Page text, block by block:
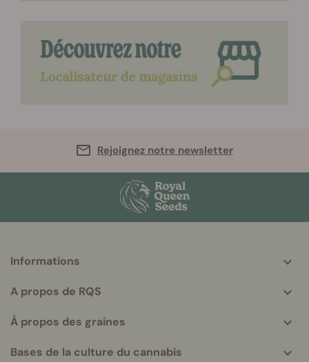
Rejoignez notre newsletter
More
info
Informations
A propos de RQS
À propos des graines
Bases de la culture du cannabis